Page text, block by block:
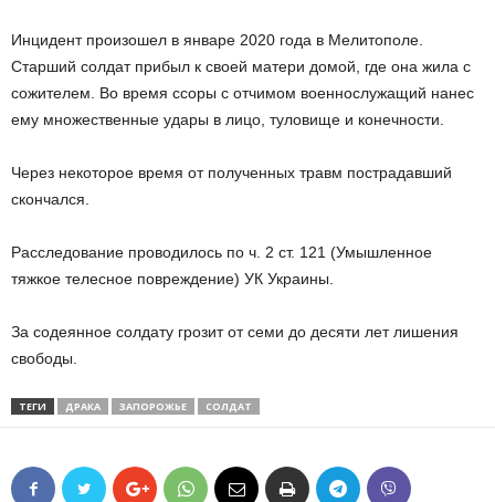
Инцидент произошел в январе 2020 года в Мелитополе.
Старший солдат прибыл к своей матери домой, где она жила с
сожителем. Во время ссоры с отчимом военнослужащий нанес
ему множественные удары в лицо, туловище и конечности.
Через некоторое время от полученных травм пострадавший
скончался.
Расследование проводилось по ч. 2 ст. 121 (Умышленное
тяжкое телесное повреждение) УК Украины.
За содеянное солдату грозит от семи до десяти лет лишения
свободы.
ТЕГИ ДРАКА ЗАПОРОЖЬЕ СОЛДАТ